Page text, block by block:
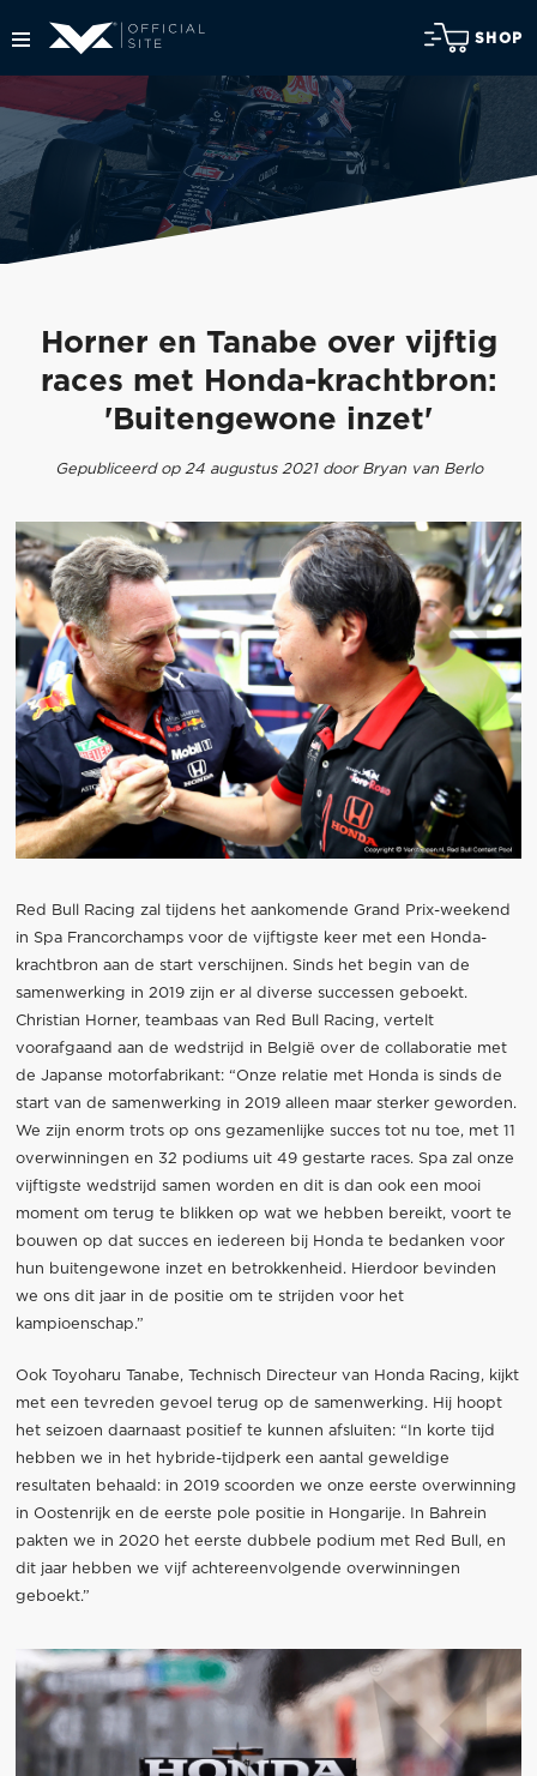
SHOP
Horner en Tanabe over vijftig
races met Honda-krachtbron:
'Buitengewone inzet'
Gepubliceerd op 24 augustus 2021 door Bryan van Berlo
Red Bull Racing zal tijdens het aankomende Grand Prix-weekend
in Spa Francorchamps voor de vijftigste keer met een Honda-
krachtbron aan de start verschijnen. Sinds het begin van de
samenwerking in 2019 zijn er al diverse successen geboekt.
Christian Horner, teambaas van Red Bull Racing, vertelt
voorafgaand aan de wedstrijd in België over de collaboratie met
de Japanse motorfabrikant: “Onze relatie met Honda is sinds de
start van de samenwerking in 2019 alleen maar sterker geworden.
We zijn enorm trots op ons gezamenlijke succes tot nu toe, met 11
overwinningen en 32 podiums uit 49 gestarte races. Spa zal onze
vijftigste wedstrijd samen worden en dit is dan ook een mooi
moment om terug te blikken op wat we hebben bereikt, voort te
bouwen op dat succes en iedereen bij Honda te bedanken voor
hun buitengewone inzet en betrokkenheid. Hierdoor bevinden
we ons dit jaar in de positie om te strijden voor het
kampioenschap.”
Ook Toyoharu Tanabe, Technisch Directeur van Honda Racing, kijkt
met een tevreden gevoel terug op de samenwerking. Hij hoopt
het seizoen daarnaast positief te kunnen afsluiten: “In korte tijd
hebben we in het hybride-tijdperk een aantal geweldige
resultaten behaald: in 2019 scoorden we onze eerste overwinning
in Oostenrijk en de eerste pole positie in Hongarije. In Bahrein
pakten we in 2020 het eerste dubbele podium met Red Bull, en
dit jaar hebben we vijf achtereenvolgende overwinningen
geboekt.”